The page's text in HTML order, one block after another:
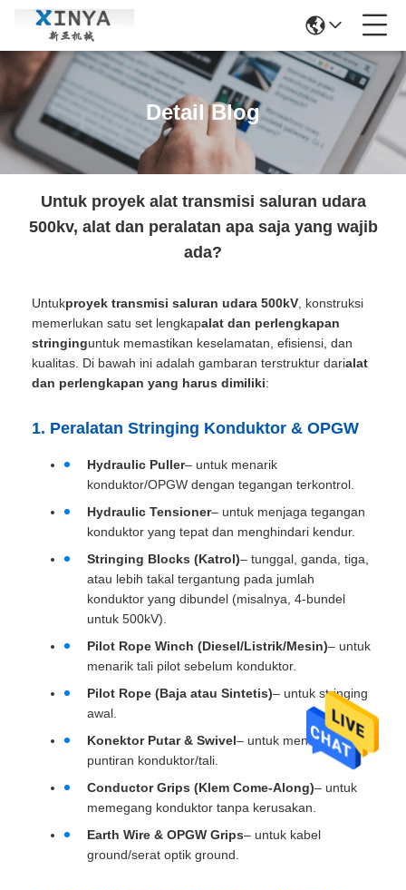
Detail Blog
Untuk proyek alat transmisi saluran udara
500kv, alat dan peralatan apa saja yang wajib
ada?
Untukproyek transmisi saluran udara 500kV , konstruksi
memerlukan satu set lengkapalat dan perlengkapan
stringinguntuk memastikan keselamatan, efisiensi, dan
kualitas. Di bawah ini adalah gambaran terstruktur darialat
dan perlengkapan yang harus dimiliki:
1. Peralatan Stringing Konduktor & OPGW
Hydraulic Puller– untuk menarik
konduktor/OPGW dengan tegangan terkontrol.
Hydraulic Tensioner– untuk menjaga tegangan
konduktor yang tepat dan menghindari kendur.
Stringing Blocks (Katrol)– tunggal, ganda, tiga,
atau lebih takal tergantung pada jumlah
konduktor yang dibundel (misalnya, 4-bundel
untuk 500kV).
Pilot Rope Winch (Diesel/Listrik/Mesin)– untuk
menarik tali pilot sebelum konduktor.
Pilot Rope (Baja atau Sintetis)– untuk stringing
awal.
Konektor Putar & Swivel– untuk mencegah
puntiran konduktor/tali.
Conductor Grips (Klem Come-Along)– untuk
memegang konduktor tanpa kerusakan.
Earth Wire & OPGW Grips– untuk kabel
ground/serat optik ground.